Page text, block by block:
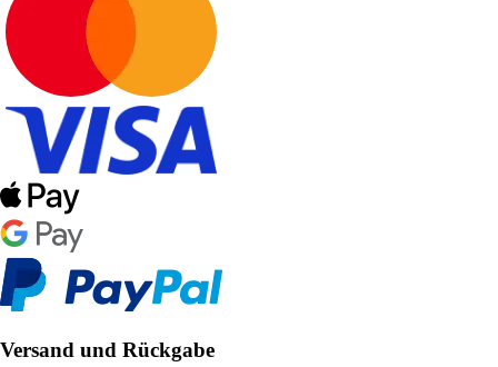
Versand und Rückgabe